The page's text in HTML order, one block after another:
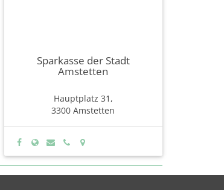
Sparkasse der Stadt
Amstetten
Hauptplatz 31,
3300 Amstetten